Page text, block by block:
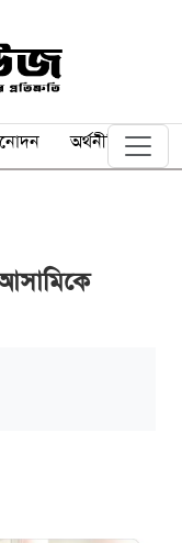
অর্থনীতি